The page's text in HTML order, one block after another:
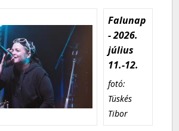
Falunap
- 2026.
július
11.-12.
fotó:
Tüskés
Tibor